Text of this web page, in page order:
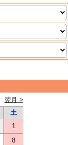
翌月 >
土
1
8